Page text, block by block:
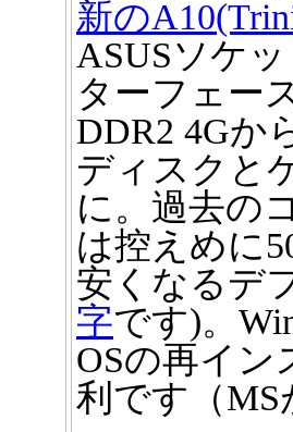
新の
ASUSソケ
ターフェー
DDR2 4Gか
ディスクと
に。過去の
は控えめに
安くなるデ
字です)。
OSの再イン
利です（